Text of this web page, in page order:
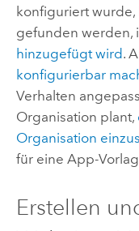
konfiguriert wurde,
gefunden werden,
hinzugefügt wird.
konfigurierbar
Verhalten
Organisation plant,
Organisation
für eine App-
Erstellen